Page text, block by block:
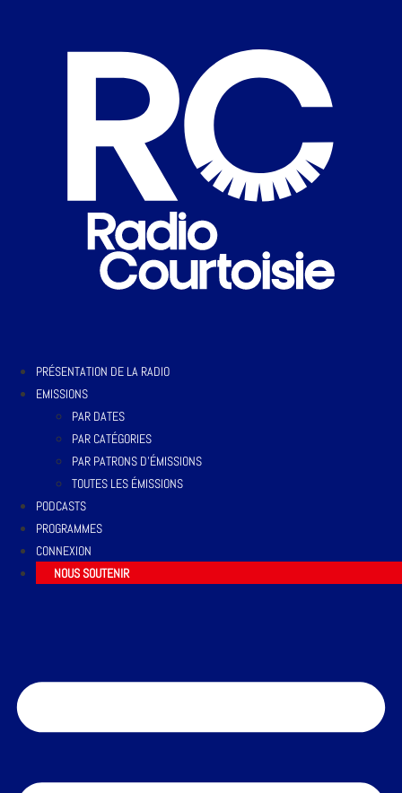
PRÉSENTATION DE LA RADIO
EMISSIONS
PAR DATES
PAR CATÉGORIES
PAR PATRONS D’ÉMISSIONS
TOUTES LES ÉMISSIONS
PODCASTS
PROGRAMMES
CONNEXION
NOUS SOUTENIR